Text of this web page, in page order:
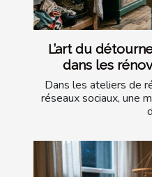
L’art du
dans les
Dans les ateliers de
réseaux sociaux, une